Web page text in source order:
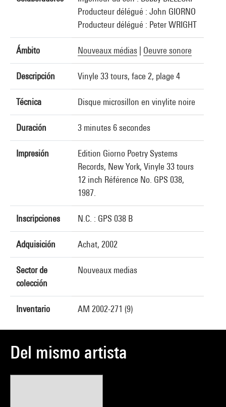
Producteur délégué : John GIORNO
Producteur délégué : Peter WRIGHT
Ámbito Nouveaux médias Oeuvre sonore
Descripción Vinyle 33 tours, face 2, plage 4
Técnica Disque microsillon en vinylite noire
Duración 3 minutes 6 secondes
Impresión
Edition Giorno Poetry Systems
Records, New York, Vinyle 33 tours
12 inch Référence No. GPS 038,
1987.
Inscripciones N.C. : GPS 038 B
Adquisición Achat, 2002
Sector de
colección
Nouveaux medias
Inventario AM 2002-271 (9)
Del mismo artista